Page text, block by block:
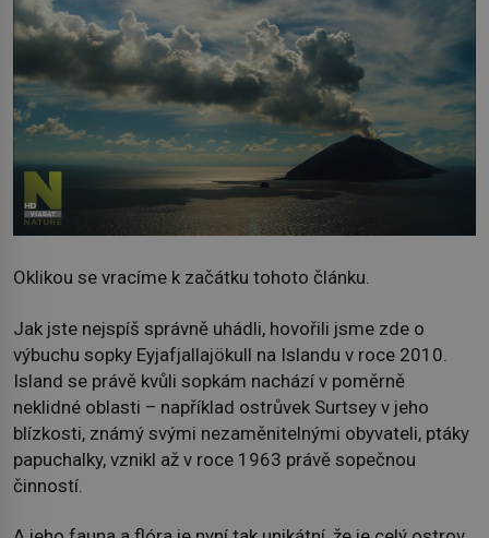
Oklikou se vracíme k začátku tohoto článku.
Jak jste nejspíš správně uhádli, hovořili jsme zde o
výbuchu sopky Eyjafjallajökull na Islandu v roce 2010.
Island se právě kvůli sopkám nachází v poměrně
neklidné oblasti – například ostrůvek Surtsey v jeho
blízkosti, známý svými nezaměnitelnými obyvateli, ptáky
papuchalky, vznikl až v roce 1963 právě sopečnou
činností.